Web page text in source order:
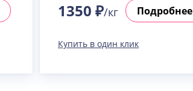
1350 ₽/кг Подробнее
Купить в один клик